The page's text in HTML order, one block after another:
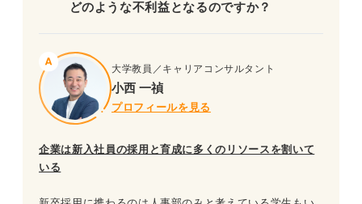
どのような不利益となるのですか？
大学教員／キャリアコンサルタント
小西 一禎
プロフィールを見る
企業は新入社員の採用と育成に多くのリソースを割いて
いる